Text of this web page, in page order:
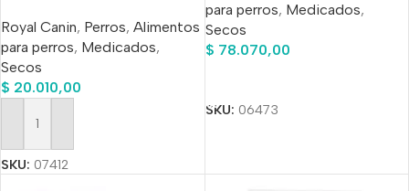
Raza Pequeña x 1.5 kg
Royal Canin, Perros, Alimentos
para perros, Medicados,
Secos
$ 20.010,00
Añadir Al Carrito
SKU: 07412
para perros, Medicados,
Secos
$ 78.070,00
SKU: 06473